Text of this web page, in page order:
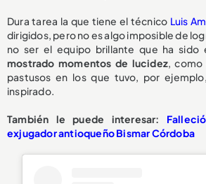
Dura tarea la que tiene el técnico Luis
dirigidos, pero no es algo imposible de
no ser el equipo brillante que ha
mostrado momentos de lucidez, como
pastusos en los que tuvo, por
inspirado.
También le puede interesar:
exjugador antioqueño Bismar Córdoba